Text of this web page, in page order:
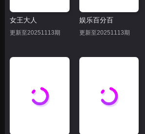
女王大人
更新至20251113期
娱乐百分百
更新至20251113期